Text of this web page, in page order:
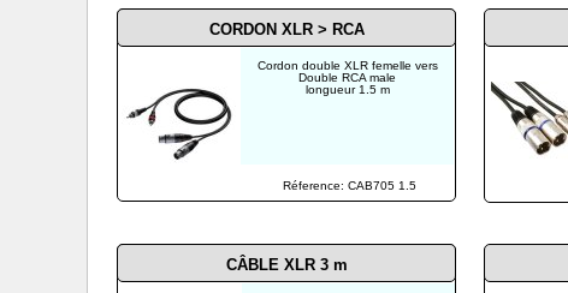
CORDON XLR > RCA
Cordon double XLR femelle vers
Double RCA male
longueur 1.5 m
Réference: CAB705 1.5
CÂBLE XLR 3 m